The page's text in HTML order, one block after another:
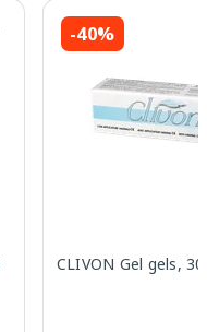
-40%
CLIVON Gel gels,